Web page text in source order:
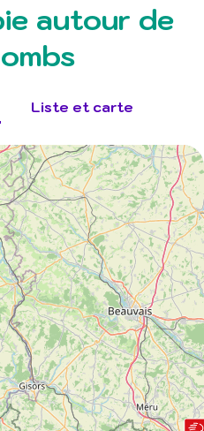
autour de
Liste et carte